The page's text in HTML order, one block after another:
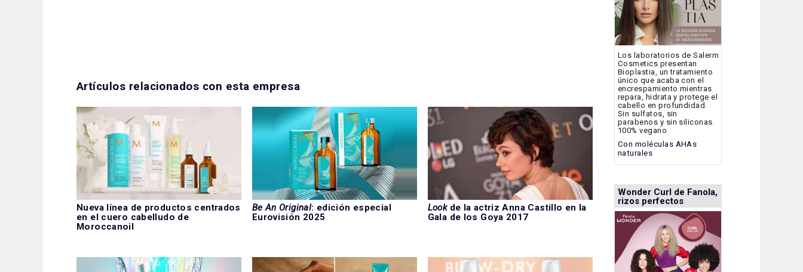
Artículos relacionados con esta empresa
Nueva línea de productos centrados
en el cuero cabelludo de
Moroccanoil
Be An Original: edición especial
Eurovisión 2025
Lookde la actriz Anna Castillo en la
Gala de los Goya 2017
Los laboratorios de Salerm
Cosmetics presentan
Bioplastia, un tratamiento
único que acaba con el
encrespamiento mientras
repara, hidrata y protege el
cabello en profundidad.
Sin sulfatos, sin
parabenos y sin siliconas.
100% vegano.
Con moléculas AHAs
naturales
Wonder Curl de Fanola,
rizos perfectos